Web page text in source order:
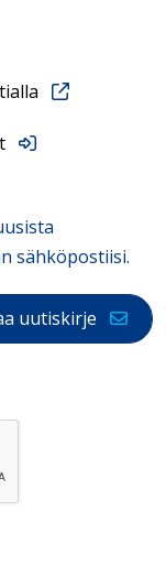
sähköpostiisi.
uutiskirje